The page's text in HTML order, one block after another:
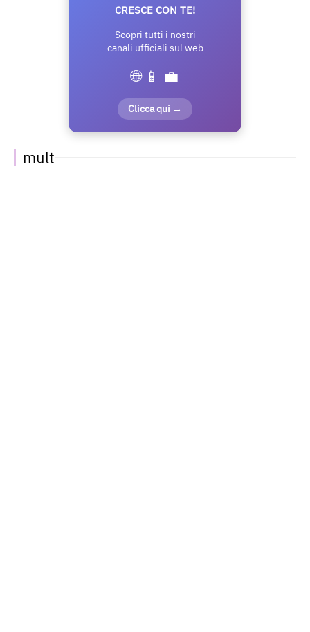
CRESCE CON TE!
Scopri tutti i nostri
canali ufficiali sul web
🌐 📱 💼
Clicca qui →
mult